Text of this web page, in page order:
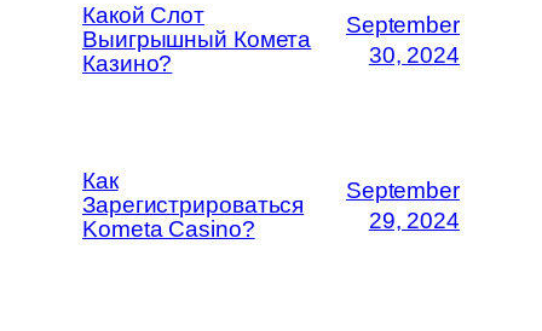
Какой Слот
Выигрышный Комета
Казино?
September
30, 2024
Как
Зарегистрироваться
Kometa Casino?
September
29, 2024